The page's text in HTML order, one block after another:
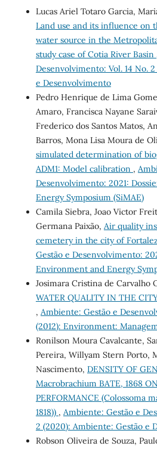
Lucas Ariel Totaro Garcia,
Land use and its influence on
water source in the
study case of Cotia River Basin
Desenvolvimento: Vol. 14 No.
e Desenvolvimento
Pedro Henrique de Lima
Amaro, Francisca Nayane
Frederico dos Santos Matos,
Barros, Mona Lisa Moura de
simulated determination of
ADM1: Model calibration ,
Desenvolvimento: 2021:
Energy Symposium (SiMAE)
Camila Siebra, Joao Victor
Germana Paixão, Air quality
cemetery in the city of
Gestão e Desenvolvimento:
Environment and Energy
Josimara Cristina de Carvalho
WATER QUALITY IN THE
, Ambiente: Gestão e
(2012): Environment:
Ronilson Moura Cavalcante,
Pereira, Willyam Stern Porto,
Nascimento, DENSITY OF
Macrobrachium BATE, 1868
PERFORMANCE (Colossoma
1818)) , Ambiente: Gestão e
2 (2020): Ambiente: Gestão e
Robson Oliveira de Souza,